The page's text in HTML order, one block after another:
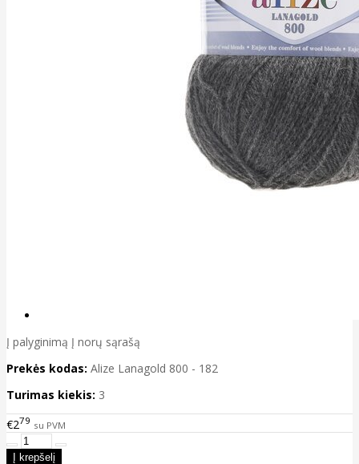
Į palyginimą Į norų sąrašą
Prekės kodas: Alize Lanagold 800 - 182
Turimas kiekis: 3
€279 su PVM